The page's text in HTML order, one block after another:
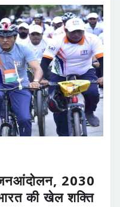
जनआंदोलन, 2030
की खेल शक्ति